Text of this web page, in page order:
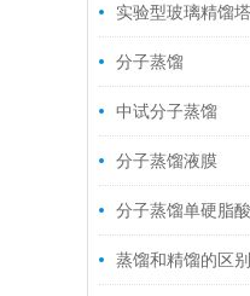
实验型玻璃精馏
馏塔)
分子蒸馏
中试分子蒸馏
分子蒸馏液膜
分子蒸馏单硬脂
蒸馏和精馏的区